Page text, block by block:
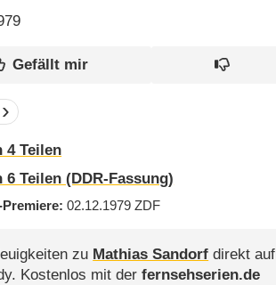
4 Teilen
Teilen (DDR-Fassung)
Premiere 02.12.1979ZDF
zu Mathias Sandorf direkt auf
Kostenlos mit derfernsehserien.de